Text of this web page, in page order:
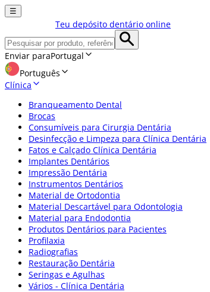
☰
Teu depósito dentário online
Enviar paraPortugal
Português
Clínica
Branqueamento Dental
Brocas
Consumíveis para Cirurgia Dentária
Desinfecção e Limpeza para Clínica Dentária
Fatos e Calçado Clínica Dentária
Implantes Dentários
Impressão Dentária
Instrumentos Dentários
Material de Ortodontia
Material Descartável para Odontologia
Material para Endodontia
Produtos Dentários para Pacientes
Profilaxia
Radiografias
Restauração Dentária
Seringas e Agulhas
Vários - Clínica Dentária